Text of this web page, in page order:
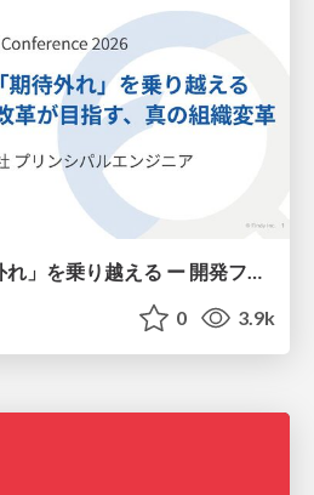
生成AI導入の「期待外れ」を乗り越える ー 開発フロー改革が目指す、真の組織変革
0 3.9k